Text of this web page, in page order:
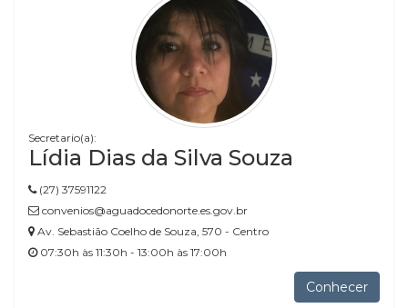
Secretario(a):
Lídia Dias da Silva Souza
(27) 37591122
convenios@aguadocedonorte.es.gov.br
Av. Sebastião Coelho de Souza, 570 - Centro
07:30h às 11:30h - 13:00h às 17:00h
Conhecer